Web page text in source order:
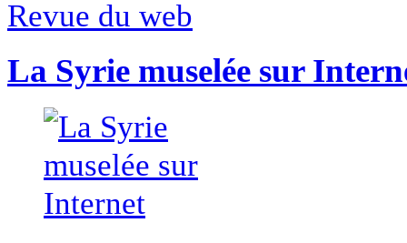
Revue du web
La Syrie muselée sur